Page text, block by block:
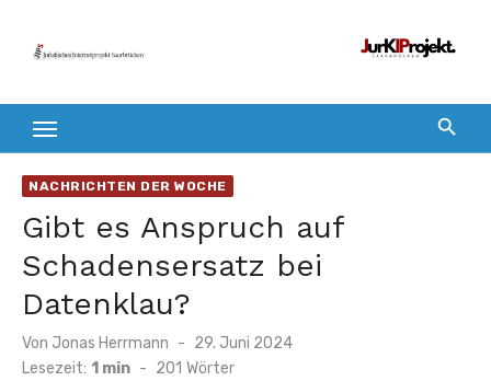
Inhalt
NACHRICHTEN DER WOCHE
Gibt es Anspruch auf
Schadensersatz bei
Datenklau?
Von Jonas Herrmann
Veröffentlicht
am
29. Juni 2024
Lesezeit: 1 min - 201 Wörter